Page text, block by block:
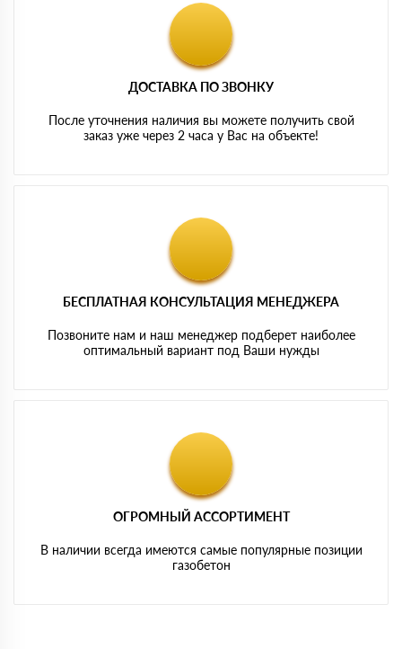
ДОСТАВКА ПО ЗВОНКУ
После уточнения наличия вы можете получить свой
заказ уже через 2 часа у Вас на объекте!
БЕСПЛАТНАЯ КОНСУЛЬТАЦИЯ МЕНЕДЖЕРА
Позвоните нам и наш менеджер подберет наиболее
оптимальный вариант под Ваши нужды
ОГРОМНЫЙ АССОРТИМЕНТ
В наличии всегда имеются самые популярные позиции
газобетон